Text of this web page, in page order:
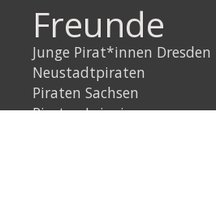
Freunde
Junge Pirat*innen Dresden
Neustadtpiraten
Piraten Sachsen
Piraten Leipzig